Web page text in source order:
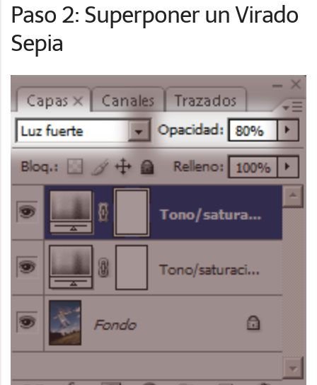
Paso 2: Superponer un Virado
Sepia